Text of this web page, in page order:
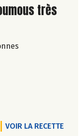
très
VOIR LA RECETTE